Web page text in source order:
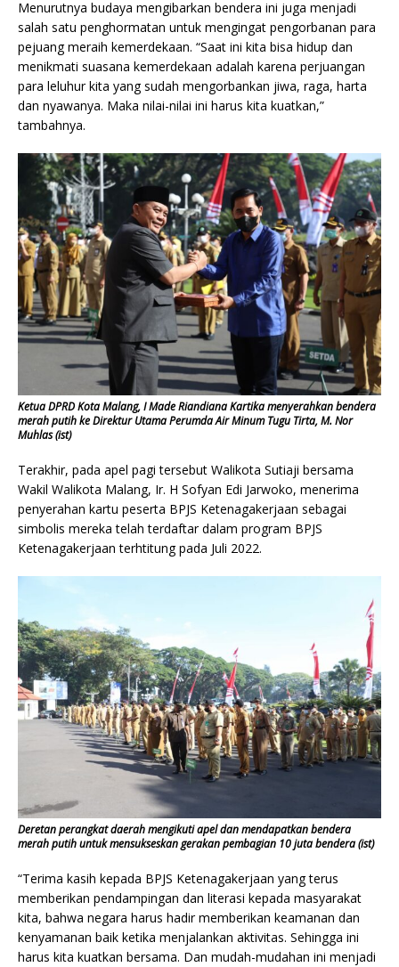
Menurutnya budaya mengibarkan bendera ini juga menjadi
salah satu penghormatan untuk mengingat pengorbanan para
pejuang meraih kemerdekaan. “Saat ini kita bisa hidup dan
menikmati suasana kemerdekaan adalah karena perjuangan
para leluhur kita yang sudah mengorbankan jiwa, raga, harta
dan nyawanya. Maka nilai-nilai ini harus kita kuatkan,”
tambahnya.
Ketua DPRD Kota Malang, I Made Riandiana Kartika menyerahkan bendera
merah putih ke Direktur Utama Perumda Air Minum Tugu Tirta, M. Nor
Muhlas (ist)
Terakhir, pada apel pagi tersebut Walikota Sutiaji bersama
Wakil Walikota Malang, Ir. H Sofyan Edi Jarwoko, menerima
penyerahan kartu peserta BPJS Ketenagakerjaan sebagai
simbolis mereka telah terdaftar dalam program BPJS
Ketenagakerjaan terhtitung pada Juli 2022.
Deretan perangkat daerah mengikuti apel dan mendapatkan bendera
merah putih untuk mensukseskan gerakan pembagian 10 juta bendera (ist)
“Terima kasih kepada BPJS Ketenagakerjaan yang terus
memberikan pendampingan dan literasi kepada masyarakat
kita, bahwa negara harus hadir memberikan keamanan dan
kenyamanan baik ketika menjalankan aktivitas. Sehingga ini
harus kita kuatkan bersama. Dan mudah-mudahan ini menjadi